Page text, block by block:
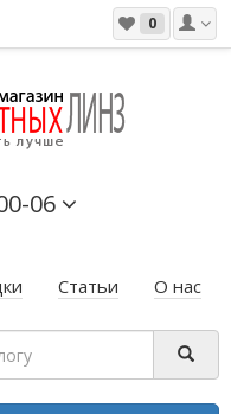
0
06
Статьи О нас